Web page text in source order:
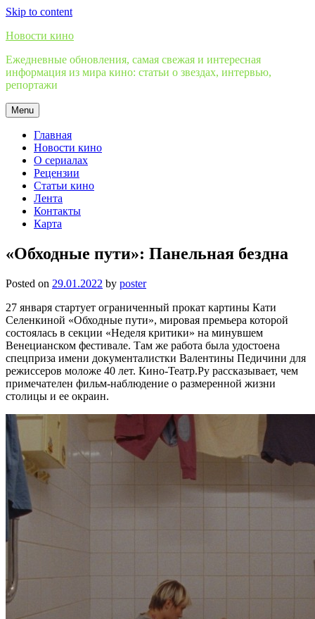
Skip to content
Новости кино
Ежедневные обновления, самая свежая и интересная
информация из мира кино: статьи о звездах, интервью,
репортажи
Menu
Главная
Новости кино
О сериалах
Рецензии
Статьи кино
Лента
Контакты
Карта
«Обходные пути»: Панельная бездна
Posted on 29.01.2022 by poster
27 января стартует ограниченный прокат картины Кати
Селенкиной «Обходные пути», мировая премьера которой
состоялась в секции «Неделя критики» на минувшем
Венецианском фестивале. Там же работа была удостоена
спецприза имени документалистки Валентины Педичини для
режиссеров моложе 40 лет. Кино-Театр.Ру рассказывает, чем
примечателен фильм-наблюдение о размеренной жизни
столицы и ее окраин.